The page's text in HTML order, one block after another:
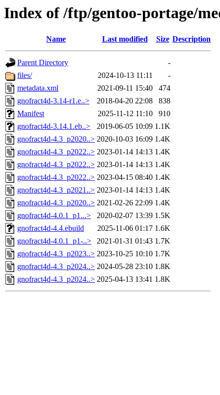
Index of /ftp/gentoo-portage/
Name Last modified Size Description
Parent Directory
-
files/
2024-10-13 11:11
-
metadata.xml
2021-09-11 15:40
474
gnofract4d-3.14-r1.e..>
2018-04-20 22:08
838
Manifest
2025-11-12 11:10
910
gnofract4d-3.14.1.eb..>
2019-06-05 10:09 1.1K
gnofract4d-4.3_p2020..> 2020-10-03 16:09 1.4K
gnofract4d-4.3_p2022..> 2023-01-14 14:13 1.4K
gnofract4d-4.3_p2022..> 2023-01-14 14:13 1.4K
gnofract4d-4.3_p2022..> 2023-04-15 08:40 1.4K
gnofract4d-4.3_p2021..> 2023-01-14 14:13 1.4K
gnofract4d-4.3_p2020..> 2021-02-26 22:09 1.4K
gnofract4d-4.0.1_p1...>
2020-02-07 13:39 1.5K
gnofract4d-4.4.ebuild
2025-11-06 01:17 1.6K
gnofract4d-4.0.1_p1-..>
2021-01-31 01:43 1.7K
gnofract4d-4.3_p2023..> 2023-10-25 10:10 1.7K
gnofract4d-4.3_p2024..> 2024-05-28 23:10 1.8K
gnofract4d-4.3_p2024..> 2025-04-13 13:41 1.8K